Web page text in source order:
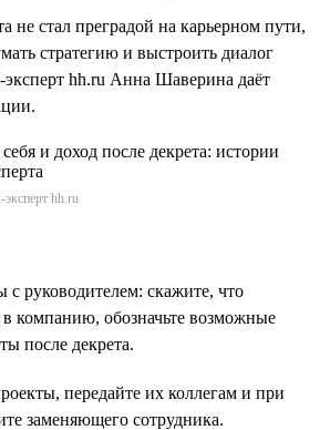
не стал преградой на карьерном пути,
стратегию и выстроить диалог
эксперт hh.ru Анна Шаверина даёт
hh.ru
с руководителем: скажите, что
в компанию, обозначьте возможные
после декрета.
передайте их коллегам и при
заменяющего сотрудника.